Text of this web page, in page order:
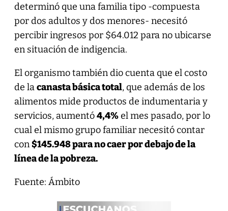
determinó que una familia tipo -compuesta
por dos adultos y dos menores- necesitó
percibir ingresos por $64.012 para no ubicarse
en situación de indigencia.
El organismo también dio cuenta que el costo
de lacanasta básica total, que además de los
alimentos mide productos de indumentaria y
servicios, aumentó4,4%el mes pasado, por lo
cual el mismo grupo familiar necesitó contar
con$145.948 para no caer por debajo de la
línea de la pobreza.
Fuente: Ámbito